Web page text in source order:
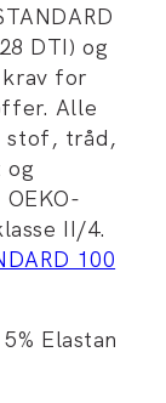
DTI) og
for
Alle
stof, tråd,
og
II/4.
100
Elastan